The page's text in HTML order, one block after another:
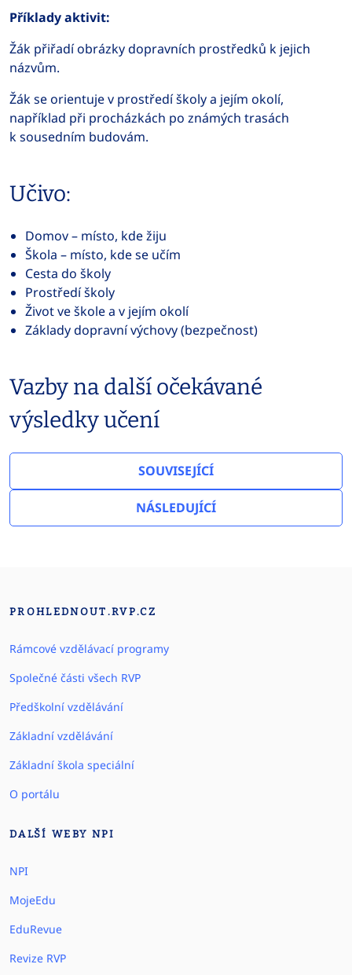
Příklady aktivit:
Žák přiřadí obrázky dopravních prostředků k jejich
názvům.
Žák se orientuje v prostředí školy a jejím okolí,
například při procházkách po známých trasách
k sousedním budovám.
Učivo:
Domov – místo, kde žiju
Škola – místo, kde se učím
Cesta do školy
Prostředí školy
Život ve škole a v jejím okolí
Základy dopravní výchovy (bezpečnost)
Vazby na další očekávané
výsledky učení
SOUVISEJÍCÍ
NÁSLEDUJÍCÍ
PROHLEDNOUT.RVP.CZ
Rámcové vzdělávací programy
Společné části všech RVP
Předškolní vzdělávání
Základní vzdělávání
Základní škola speciální
O portálu
DALŠÍ WEBY NPI
NPI
MojeEdu
EduRevue
Revize RVP